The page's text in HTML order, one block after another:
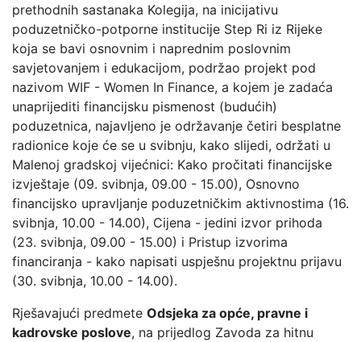
prethodnih sastanaka Kolegija, na inicijativu
poduzetničko-potporne institucije Step Ri iz Rijeke
koja se bavi osnovnim i naprednim poslovnim
savjetovanjem i edukacijom, podržao projekt pod
nazivom WIF - Women In Finance, a kojem je zadaća
unaprijediti financijsku pismenost (budućih)
poduzetnica, najavljeno je održavanje četiri besplatne
radionice koje će se u svibnju, kako slijedi, održati u
Malenoj gradskoj vijećnici: Kako pročitati financijske
izvještaje (09. svibnja, 09.00 - 15.00), Osnovno
financijsko upravljanje poduzetničkim aktivnostima (16.
svibnja, 10.00 - 14.00), Cijena - jedini izvor prihoda
(23. svibnja, 09.00 - 15.00) i Pristup izvorima
financiranja - kako napisati uspješnu projektnu prijavu
(30. svibnja, 10.00 - 14.00).
Rješavajući predmete Odsjeka za opće, pravne i
kadrovske poslove, na prijedlog Zavoda za hitnu